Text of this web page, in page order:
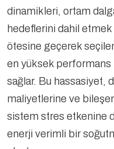
dinamikleri, ortam
hedeflerini dahil
ötesine geçerek
en yüksek performans
sağlar. Bu hassasiyet,
maliyetlerine ve
sistem stres etkenine
enerji verimli bir